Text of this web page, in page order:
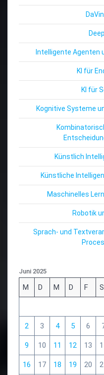
Intelligente Agenten
KI für
KI für
Kognitive Systeme
Künstlich
Künstliche
Maschinelles
Robotik
Sprach- und
Juni 2025
M D M D F S
2 3 4 5 6
9 10 11 12 13
16 17 18 19 20